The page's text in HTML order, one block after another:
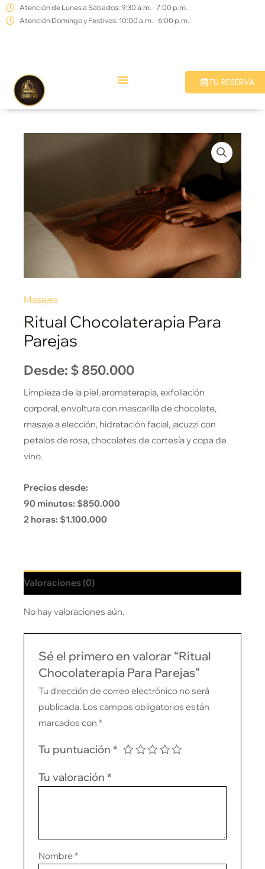
Atención de Lunes a Sábados: 9:30 a.m. - 7:00 p.m.
Atención Domingo y Festivos: 10:00 a.m. - 6:00 p.m.
TU RESERVA
Masajes
Ritual Chocolaterapia Para
Parejas
Desde: $ 850.000
Limpieza de la piel, aromaterapia, exfoliación
corporal, envoltura con mascarilla de chocolate,
masaje a elección, hidratación facial, jacuzzi con
petalos de rosa, chocolates de cortesía y copa de
vino.
Precios desde:
90 minutos: $850.000
2 horas: $1.100.000
Valoraciones (0)
No hay valoraciones aún.
Sé el primero en valorar “Ritual
Chocolaterapia Para Parejas”
Tu dirección de correo electrónico no será
publicada. Los campos obligatorios están
marcados con*
Tu puntuación*
Tu valoración*
Nombre*